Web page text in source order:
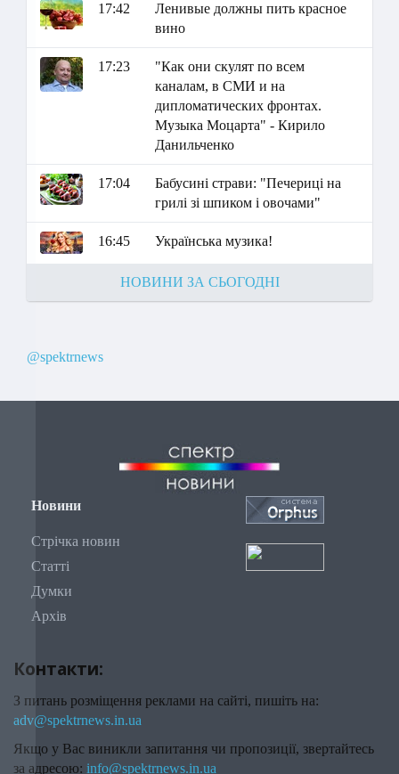
17:42
Ленивые должны пить красное
вино
17:23
"Как они скулят по всем
каналам, в СМИ и на
дипломатических фронтах.
Музыка Моцарта" - Кирило
Данильченко
17:04
Бабусині страви: "Печериці на
грилі зі шпиком і овочами"
16:45 Українська музика!
НОВИНИ ЗА СЬОГОДНІ
@spektrnews
Новини
Стрічка новин
Статті
Думки
Архів
Контакти:
З питань розміщення реклами на сайті, пишіть на:
adv@spektrnews.in.ua
Якщо у Вас виникли запитання чи пропозиції, звертайтесь
за адресою: info@spektrnews.in.ua